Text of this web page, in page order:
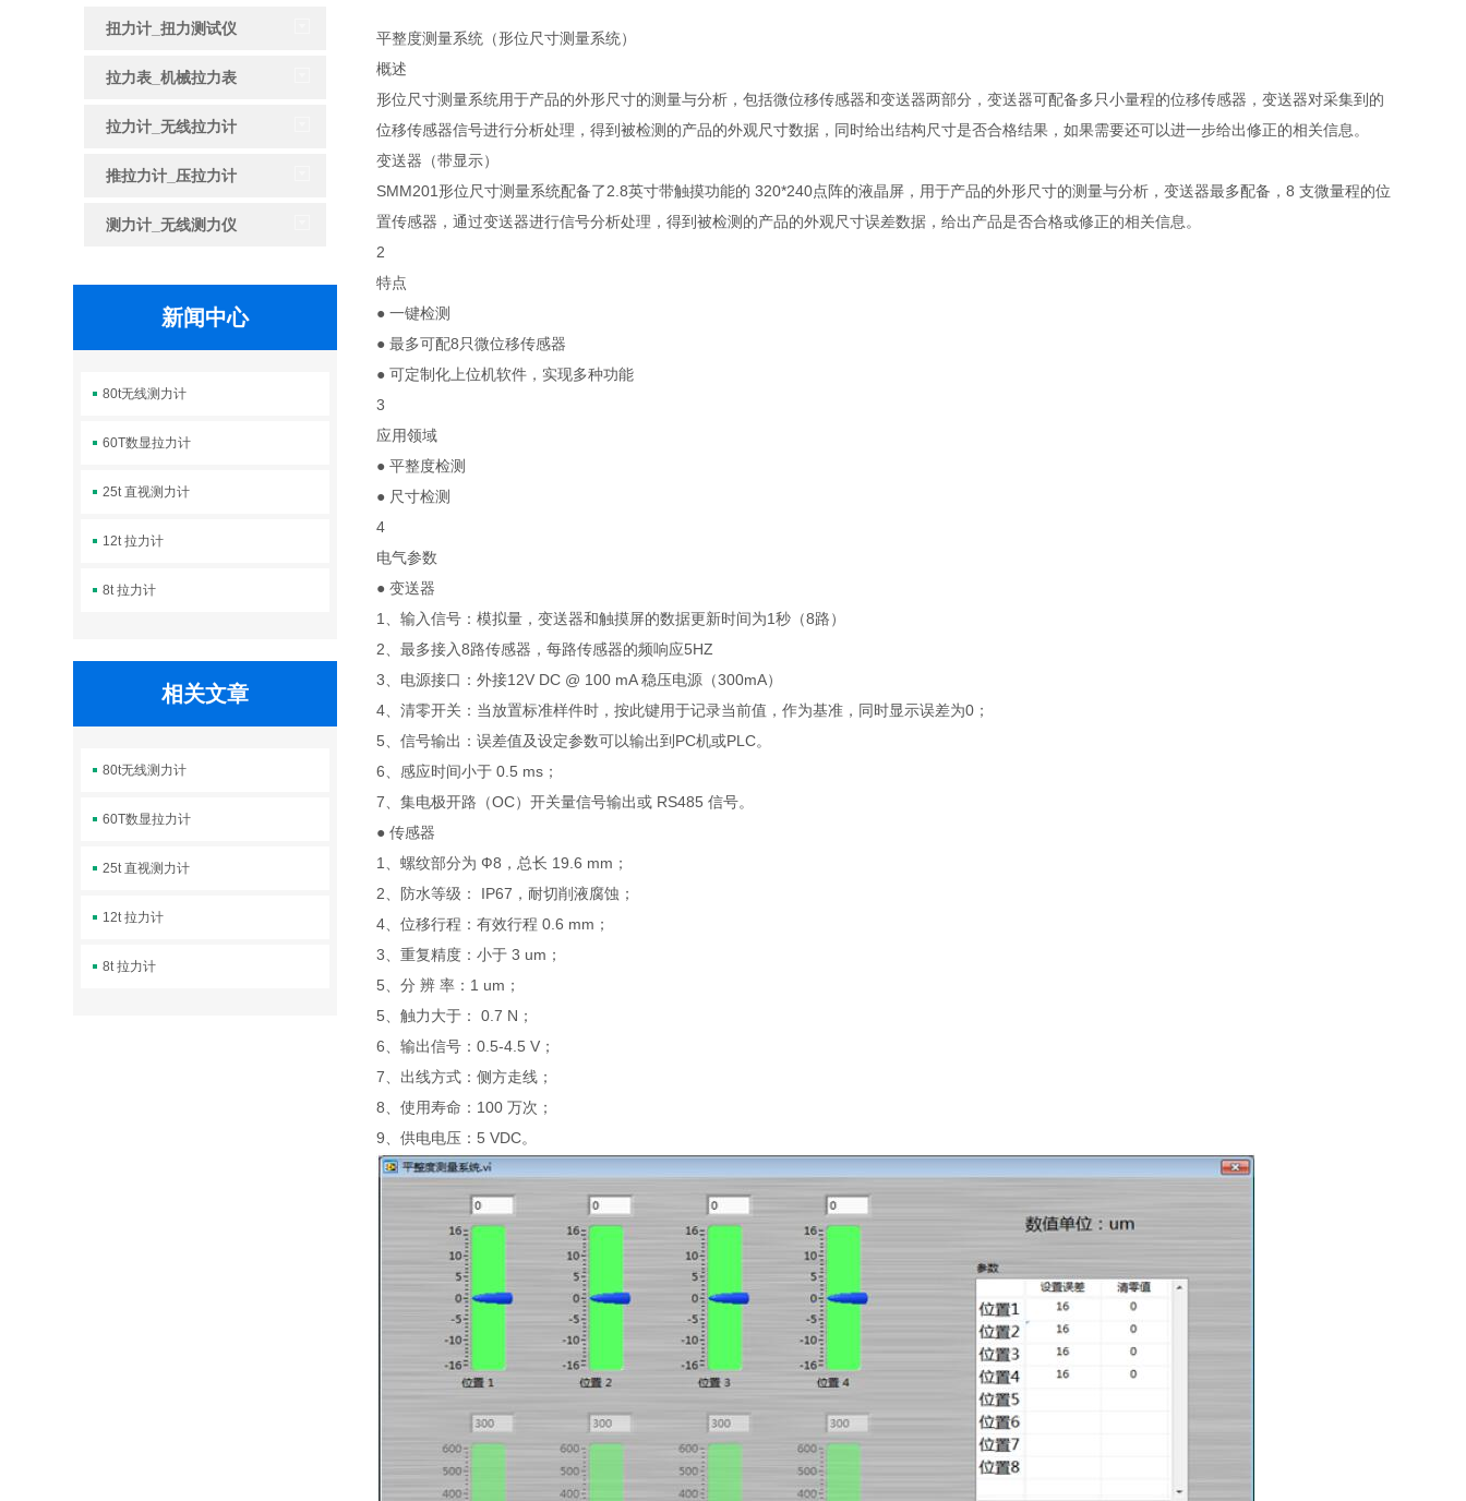
扭力计_扭力测试仪
拉力表_机械拉力表
拉力计_无线拉力计
推拉力计_压拉力计
测力计_无线测力仪
新闻中心
80t无线测力计
60T数显拉力计
25t 直视测力计
12t 拉力计
8t 拉力计
相关文章
80t无线测力计
60T数显拉力计
25t 直视测力计
12t 拉力计
8t 拉力计
平整度测量系统（形位尺寸测量系统）
概述
形位尺寸测量系统用于产品的外形尺寸的测量与分析，包括微位移传感器和变送器两部分，变送器可配备多只小量程的位移传感器，变送器对采集到的
位移传感器信号进行分析处理，得到被检测的产品的外观尺寸数据，同时给出结构尺寸是否合格结果，如果需要还可以进一步给出修正的相关信息。
变送器（带显示）
SMM201形位尺寸测量系统配备了2.8英寸带触摸功能的 320*240点阵的液晶屏，用于产品的外形尺寸的测量与分析，变送器最多配备，8 支微量程的位
置传感器，通过变送器进行信号分析处理，得到被检测的产品的外观尺寸误差数据，给出产品是否合格或修正的相关信息。
2
特点
● 一键检测
● 最多可配8只微位移传感器
● 可定制化上位机软件，实现多种功能
3
应用领域
● 平整度检测
● 尺寸检测
4
电气参数
● 变送器
1、输入信号：模拟量，变送器和触摸屏的数据更新时间为1秒（8路）
2、最多接入8路传感器，每路传感器的频响应5HZ
3、电源接口：外接12V DC @ 100 mA 稳压电源（300mA）
4、清零开关：当放置标准样件时，按此键用于记录当前值，作为基准，同时显示误差为0；
5、信号输出：误差值及设定参数可以输出到PC机或PLC。
6、感应时间小于 0.5 ms；
7、集电极开路（OC）开关量信号输出或 RS485 信号。
● 传感器
1、螺纹部分为 Ф8，总长 19.6 mm；
2、防水等级： IP67，耐切削液腐蚀；
4、位移行程：有效行程 0.6 mm；
3、重复精度：小于 3 um；
5、分 辨 率：1 um；
5、触力大于： 0.7 N；
6、输出信号：0.5-4.5 V；
7、出线方式：侧方走线；
8、使用寿命：100 万次；
9、供电电压：5 VDC。